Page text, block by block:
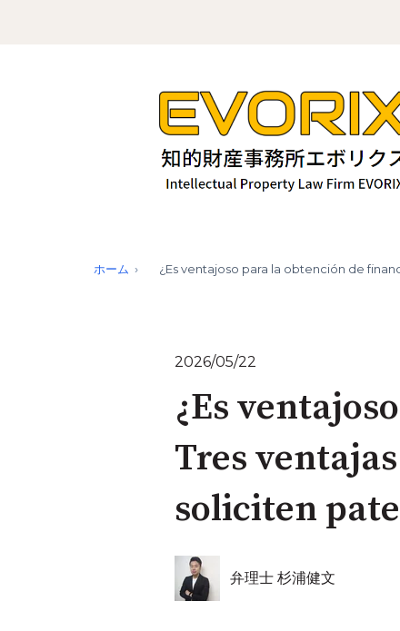
ホーム ¿Es ventajoso para la obtención de
2026/05/22
¿Es
Tres
soliciten
弁理士 杉浦健文